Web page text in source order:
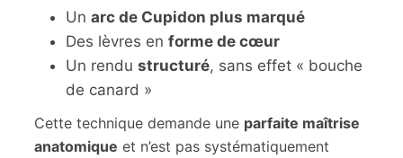
Unarc de Cupidon plus marqué
Des lèvres enforme de cœur
Un rendustructuré, sans effet « bouche
de canard »
Cette technique demande une parfaite maîtrise
anatomique et n’est pas systématiquement